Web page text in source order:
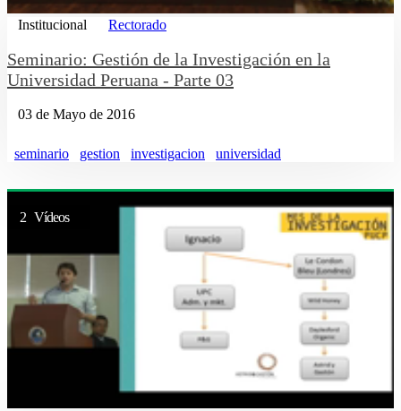
Institucional Rectorado
Seminario: Gestión de la Investigación en la
Universidad Peruana - Parte 03
03 de Mayo de 2016
seminario gestion investigacion universidad
2 Vídeos